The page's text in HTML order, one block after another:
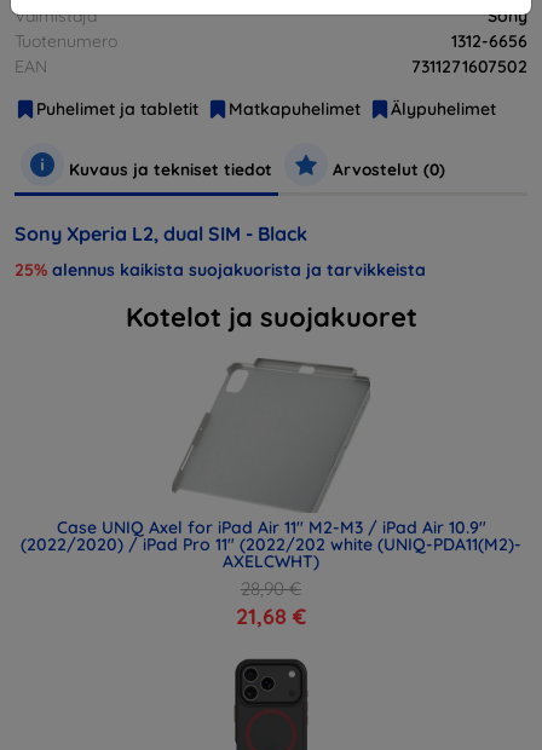
Valmistaja
Sony
Tuotenumero
1312-6656
EAN
7311271607502
Puhelimet ja tabletit
Matkapuhelimet Älypuhelimet
Kuvaus ja tekniset tiedot Arvostelut (0)
Sony Xperia L2, dual SIM - Black
25% alennus kaikista suojakuorista ja tarvikkeista
Kotelot ja suojakuoret
Case UNIQ Axel for iPad Air 11" M2-M3 / iPad Air 10.9"
(2022/2020) / iPad Pro 11" (2022/202 white (UNIQ-PDA11(M2)-
AXELCWHT)
28,90 €
21,68 €